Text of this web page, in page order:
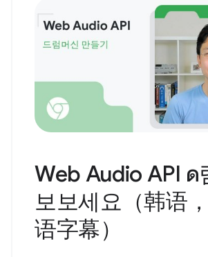
Web Audio API ด
보보세요（韩语
语字幕）